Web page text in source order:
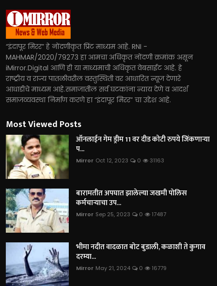
“इंदापूर मिरर” हे नोंदणीकृत प्रिंट माध्यम आहे. RNI -
MAHMAR/2020/79273 हा आमचा अधिकृत नोंदणी क्रमांक असून
iMirror.Digital आणि ही या माध्यमाची अधिकृत वेबसाईट आहे. हे
राष्ट्रीय व राज्य पातळीवरील वस्तुस्थिती वर आधारित न्यूज देणारे
आधाडीचे माध्यम आहे.समाजातील सर्व घटकांना न्याय देणे व आदर्श
समाजव्यवस्था निर्माण करणे हा “इंदापूर मिरर” चा उद्देश आहे.
Most Viewed Posts
ऑनलाईन गेम ड्रीम 11 वर दीड कोटी रुपये जिंकणाऱ्या
प...
Mirror Oct 12, 2023 0 31163
बारामतीत अपघात झालेल्या जखमी पोलिस
कर्मचाऱ्याचा उप...
Mirror Sep 25, 2023 0 17487
भीमा नदीत वादळात बोट बुडाली, कळाशी ते कुगाव
दरम्या...
Mirror May 21, 2024 0 16779